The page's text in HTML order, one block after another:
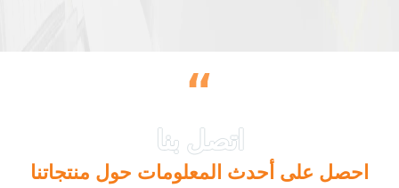
“
احصل على أحدث المعلومات حول منتجاتنا